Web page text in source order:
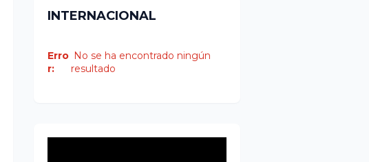
INTERNACIONAL
Erro
r:
No se ha encontrado ningún
resultado